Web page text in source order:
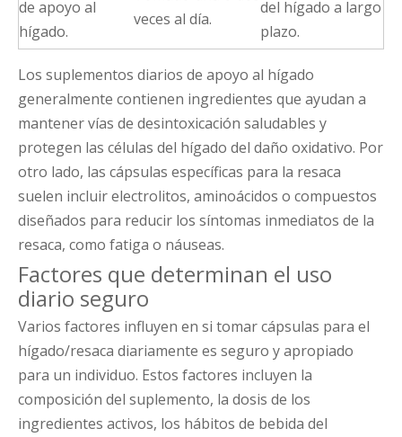
de apoyo al
hígado.
veces al día.
del hígado a largo
plazo.
Los suplementos diarios de apoyo al hígado
generalmente contienen ingredientes que ayudan a
mantener vías de desintoxicación saludables y
protegen las células del hígado del daño oxidativo. Por
otro lado, las cápsulas específicas para la resaca
suelen incluir electrolitos, aminoácidos o compuestos
diseñados para reducir los síntomas inmediatos de la
resaca, como fatiga o náuseas.
Factores que determinan el uso
diario seguro
Varios factores influyen en si tomar cápsulas para el
hígado/resaca diariamente es seguro y apropiado
para un individuo. Estos factores incluyen la
composición del suplemento, la dosis de los
ingredientes activos, los hábitos de bebida del